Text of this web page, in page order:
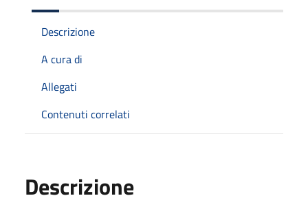
Descrizione
A cura di
Allegati
Contenuti correlati
Descrizione